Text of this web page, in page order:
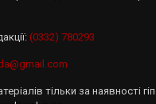
(0332) 780293
тільки за наявності